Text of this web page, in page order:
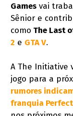
Games vai
Sênior e
como The Last
2 e GTA V.
A The Initiative
jogo para a
rumores
franquia